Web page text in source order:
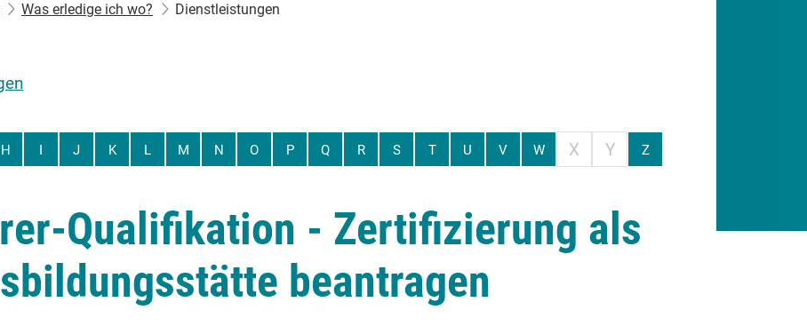
Was erledige ich wo? Dienstleistungen
H I J K L M N O P Q R S T U V W X Y Z
Qualifikation - Zertifizierung als
beantragen